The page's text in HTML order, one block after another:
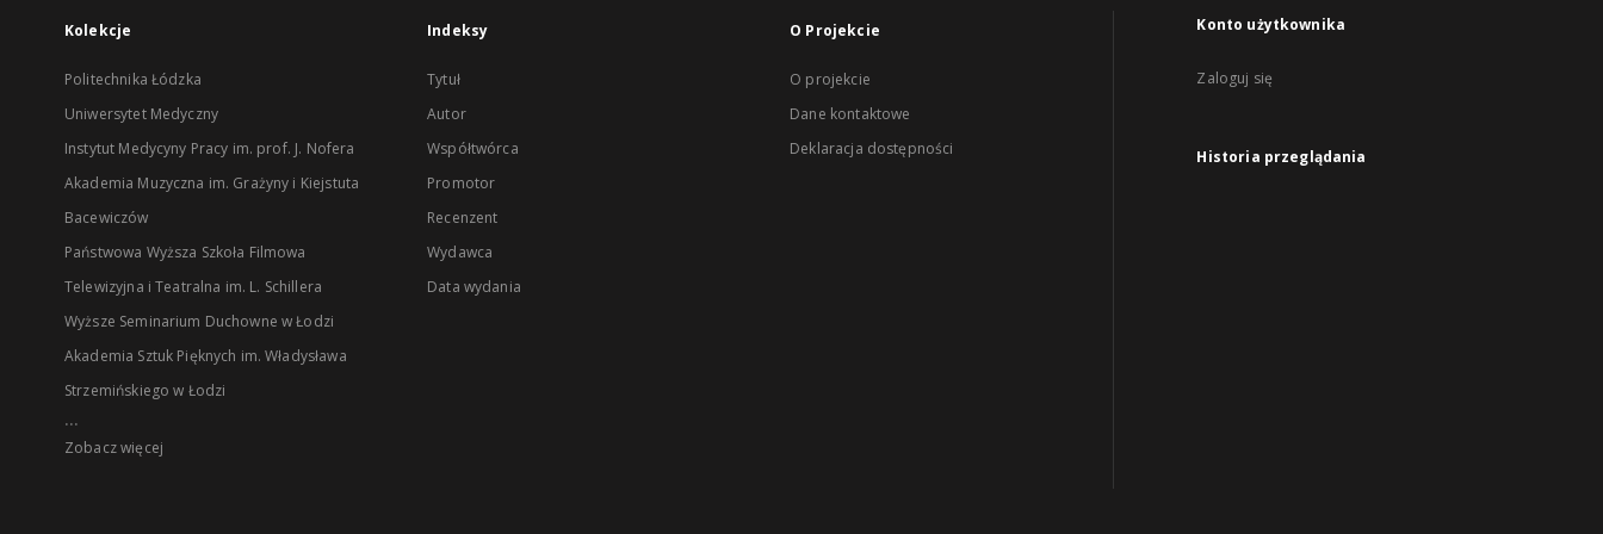
Kolekcje
Politechnika Łódzka
Uniwersytet Medyczny
Instytut Medycyny Pracy im. prof. J. Nofera
Akademia Muzyczna im. Grażyny i Kiejstuta
Bacewiczów
Państwowa Wyższa Szkoła Filmowa
Telewizyjna i Teatralna im. L. Schillera
Wyższe Seminarium Duchowne w Łodzi
Akademia Sztuk Pięknych im. Władysława
Strzemińskiego w Łodzi
...
Zobacz więcej
Indeksy
Tytuł
Autor
Współtwórca
Promotor
Recenzent
Wydawca
Data wydania
O Projekcie
O projekcie
Dane kontaktowe
Deklaracja dostępności
Konto użytkownika
Zaloguj się
Historia przeglądania